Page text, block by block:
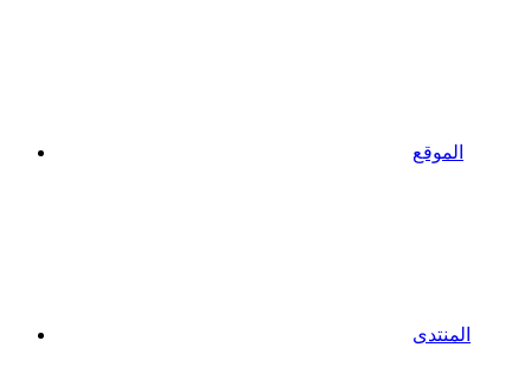
الموقع
المنتدى